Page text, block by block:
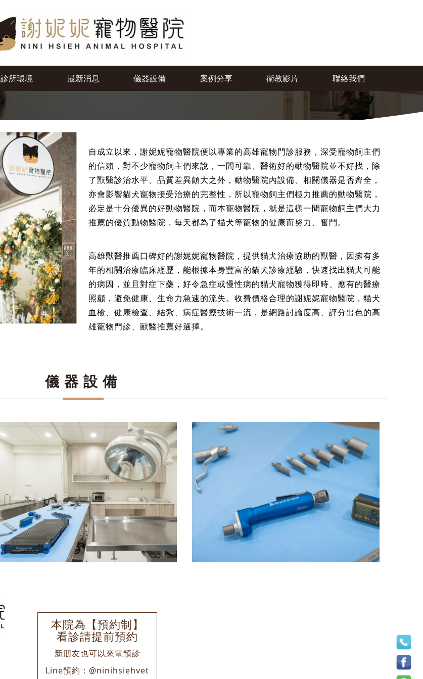
診所環境 最新消息 儀器設備 案例分享 衛教影片 聯絡我們
高雄寵物醫院推薦/獸醫推薦
自成立以來，謝妮妮寵物醫院便以專業的高雄寵物門診服務，深受寵物飼主們
的信賴，對不少寵物飼主們來說，一間可靠、醫術好的動物醫院並不好找，除
了獸醫診治水平、品質差異頗大之外，動物醫院內設備、相關儀器是否齊全，
亦會影響貓犬寵物接受治療的完整性，所以寵物飼主們極力推薦的動物醫院，
必定是十分優異的好動物醫院，而本寵物醫院，就是這樣一間寵物飼主們大力
推薦的優質動物醫院，每天都為了貓犬等寵物的健康而努力、奮鬥。
高雄獸醫推薦口碑好的謝妮妮寵物醫院，提供貓犬治療協助的獸醫，因擁有多
年的相關治療臨床經歷，能根據本身豐富的貓犬診療經驗，快速找出貓犬可能
的病因，並且對症下藥，好令急症或慢性病的貓犬寵物獲得即時、應有的醫療
照顧，避免健康、生命力急速的流失。收費價格合理的謝妮妮寵物醫院，貓犬
血檢、健康檢查、結紮、病症醫療技術一流，是網路討論度高、評分出色的高
雄寵物門診、獸醫推薦好選擇。
儀器設備
本院為【預約制】
看診請提前預約
新朋友也可以來電預診
Line預約： @ninihsiehvet